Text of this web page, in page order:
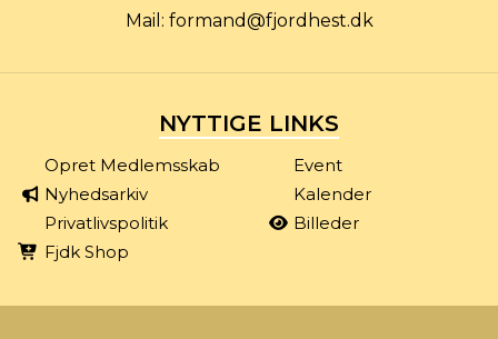
Mail: formand@fjordhest.dk
NYTTIGE LINKS
Opret Medlemsskab
Event
Nyhedsarkiv
Kalender
Privatlivspolitik
Billeder
Fjdk Shop